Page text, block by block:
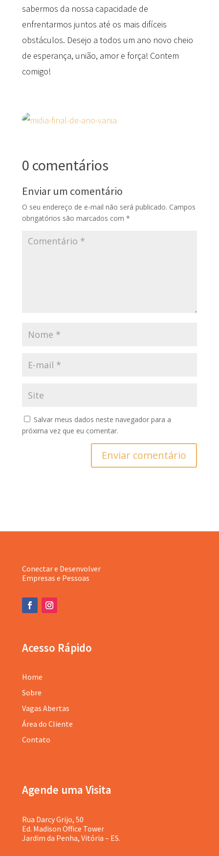
sabermos da nossa capacidade de
enfrentarmos juntos até os mais difíceis
obstáculos. Desejo a todos um ano novo cheio
de esperança, união, amor e força! Contem
comigo!
0 comentários
Enviar um comentário
O seu endereço de e-mail não será publicado. Campos
obrigatórios são marcados com *
Salvar meus dados neste navegador para a
próxima vez que eu comentar.
Enviar comentário
Conectar e Desenvolver
Empresas e Pessoas
Acesso Rápido
Home
Sobre
Vagas Abertas
Área do Cliente
Contato
Agende uma Visita
Rua Darcy Grijo, 50
Ed. Madison Office Tower
Jardim da Penha, Vitória – ES.